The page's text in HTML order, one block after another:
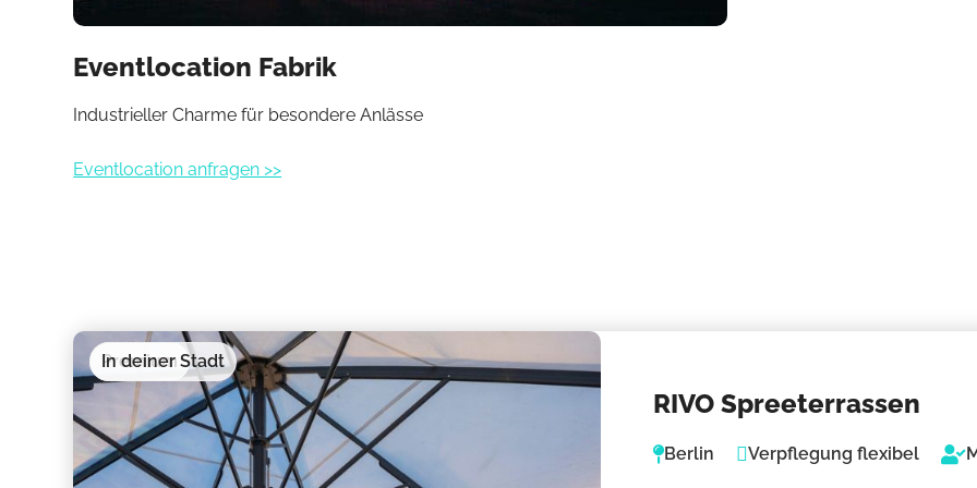
Eventlocation Fabrik
Industrieller Charme für besondere Anlässe
Eventlocation anfragen >>
Premium
In deiner Stadt
RIVO Spreeterrassen
Berlin Verpflegung flexibel